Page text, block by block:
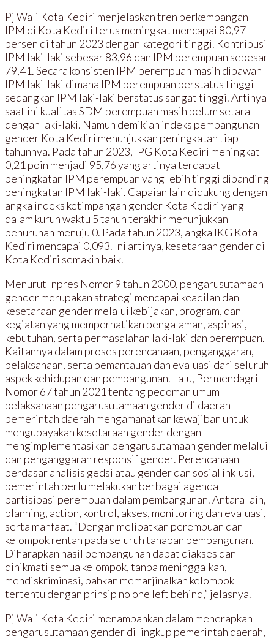
Pj Wali Kota Kediri menjelaskan tren perkembangan
IPM di Kota Kediri terus meningkat mencapai 80,97
persen di tahun 2023 dengan kategori tinggi. Kontribusi
IPM laki-laki sebesar 83,96 dan IPM perempuan sebesar
79,41. Secara konsisten IPM perempuan masih dibawah
IPM laki-laki dimana IPM perempuan berstatus tinggi
sedangkan IPM laki-laki berstatus sangat tinggi. Artinya
saat ini kualitas SDM perempuan masih belum setara
dengan laki-laki. Namun demikian indeks pembangunan
gender Kota Kediri menunjukkan peningkatan tiap
tahunnya. Pada tahun 2023, IPG Kota Kediri meningkat
0,21 poin menjadi 95,76 yang artinya terdapat
peningkatan IPM perempuan yang lebih tinggi dibanding
peningkatan IPM laki-laki. Capaian lain didukung dengan
angka indeks ketimpangan gender Kota Kediri yang
dalam kurun waktu 5 tahun terakhir menunjukkan
penurunan menuju 0. Pada tahun 2023, angka IKG Kota
Kediri mencapai 0,093. Ini artinya, kesetaraan gender di
Kota Kediri semakin baik.
Menurut Inpres Nomor 9 tahun 2000, pengarusutamaan
gender merupakan strategi mencapai keadilan dan
kesetaraan gender melalui kebijakan, program, dan
kegiatan yang memperhatikan pengalaman, aspirasi,
kebutuhan, serta permasalahan laki-laki dan perempuan.
Kaitannya dalam proses perencanaan, penganggaran,
pelaksanaan, serta pemantauan dan evaluasi dari seluruh
aspek kehidupan dan pembangunan. Lalu, Permendagri
Nomor 67 tahun 2021 tentang pedoman umum
pelaksanaan pengarusutamaan gender di daerah
pemerintah daerah mengamanatkan kewajiban untuk
mengupayakan kesetaraan gender dengan
mengimplementasikan pengarusutamaan gender melalui
dan penganggaran responsif gender. Perencanaan
berdasar analisis gedsi atau gender dan sosial inklusi,
pemerintah perlu melakukan berbagai agenda
partisipasi perempuan dalam pembangunan. Antara lain,
planning, action, kontrol, akses, monitoring dan evaluasi,
serta manfaat. “Dengan melibatkan perempuan dan
kelompok rentan pada seluruh tahapan pembangunan.
Diharapkan hasil pembangunan dapat diakses dan
dinikmati semua kelompok, tanpa meninggalkan,
mendiskriminasi, bahkan memarjinalkan kelompok
tertentu dengan prinsip no one left behind,” jelasnya.
Pj Wali Kota Kediri menambahkan dalam menerapkan
pengarusutamaan gender di lingkup pemerintah daerah,